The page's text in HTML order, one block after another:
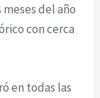
del año
con cerca
en todas las